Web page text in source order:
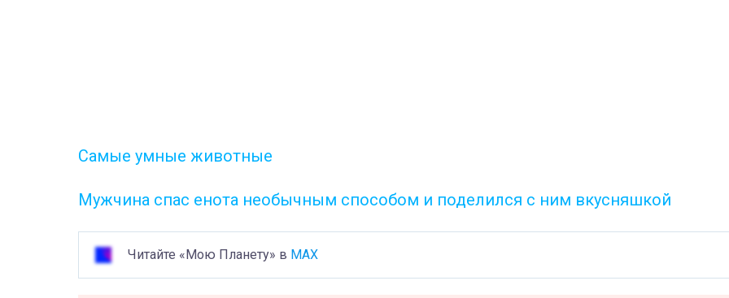
Самые умные животные
Мужчина спас енота необычным способом и поделился с ним вкусняшкой
Читайте «Мою Планету» в MAX